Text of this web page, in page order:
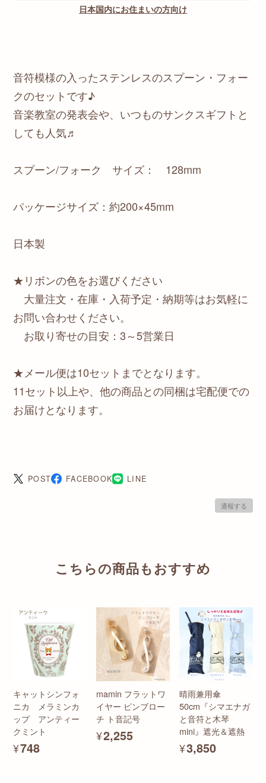
日本国内にお住まいの方向け
音符模様の入ったステンレスのスプーン・フォー
クのセットです♪
音楽教室の発表会や、いつものサンクスギフトと
しても人気♬
スプーン/フォーク サイズ： 128mm
パッケージサイズ：約200×45mm
日本製
★リボンの色をお選びください
大量注文・在庫・入荷予定・納期等はお気軽に
お問い合わせください。
お取り寄せの目安：3～5営業日
★メール便は10セットまでとなります。
11セット以上や、他の商品との同梱は宅配便での
お届けとなります。
POST FACEBOOK LINE
通報する
こちらの商品もおすすめ
キャットシンフォ
ニカ メラミンカ
ップ アンティー
クミント
¥748
mamin フラットワ
イヤー ピンブロー
チ ト音記号
¥2,255
晴雨兼用傘
50cm『シマエナガ
と音符と木琴
mini』遮光＆遮熱
¥3,850